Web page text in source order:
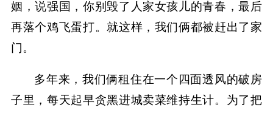
姻，说强国，你别毁了人家女孩儿的青春，最后
再落个鸡飞蛋打。就这样，我们俩都被赶出了家
门。
多年来，我们俩租住在一个四面透风的破房
子里，每天起早贪黑进城卖菜维持生计。为了把